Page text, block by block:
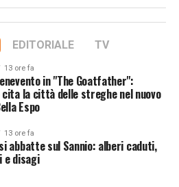
EDITORIALE TV
13 ore fa
in "The Goatfather":
cita la città delle streghe nel nuovo
Espo
13 ore fa
abbatte sul Sannio: alberi caduti,
e disagi